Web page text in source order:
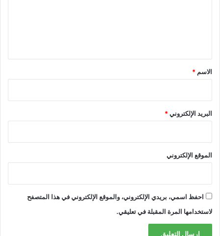
*
الاسم *
البريد الإلكتروني*
الموقع الإلكتروني
احفظ اسمي، بريدي الإلكتروني، والموقع الإلكتروني في هذا المتصفح
لاستخدامها المرة المقبلة في تعليقي.